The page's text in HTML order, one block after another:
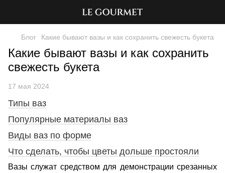
Блог Какие бывают вазы и как сохранить свежесть букета
Какие бывают вазы и как сохранить
свежесть букета
17 мая 2024
Типы ваз
Популярные материалы ваз
Виды ваз по форме
Что сделать, чтобы цветы дольше простояли
Вазы служат средством для демонстрации срезанных